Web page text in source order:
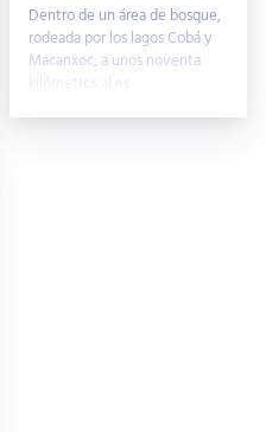
Dentro de un área de bosque,
rodeada por los lagos Cobá y
Macanxoc, a unos noventa
kilómetros al es